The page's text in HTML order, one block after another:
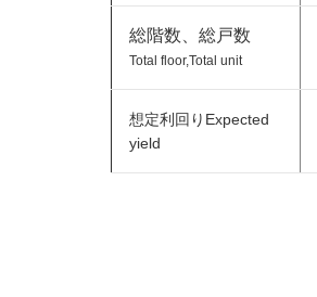
総階数、総戸数
Total floor,Total unit
想定利回りExpected
yield